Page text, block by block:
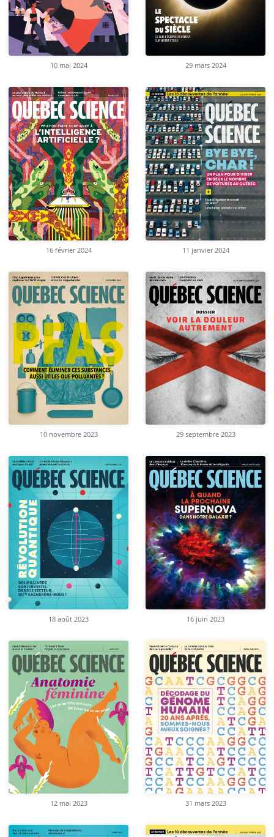
10 mai 2024 29 mars 2024
16 février 2024 11 janvier 2024
10 novembre 2023 29 septembre 2023
18 août 2023 16 juin 2023
12 mai 2023 31 mars 2023